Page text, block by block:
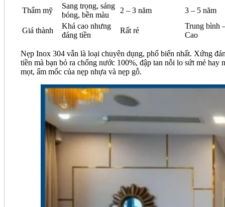
Thẩm mỹ
Sang trọng, sáng
bóng, bền màu
2 – 3 năm 3 – 5 năm
Giá thành
Khá cao nhưng
đáng tiền
Rất rẻ
Trung bình
Cao
Nẹp Inox 304 vẫn là loại chuyên dụng, phổ biến nhất. Xứng
tiền mà bạn bỏ ra chống nước 100%, đập tan nỗi lo sứt mẻ hay
mọt, ẩm mốc của nẹp nhựa và nẹp gỗ.